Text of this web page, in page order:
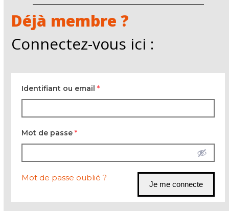
Déjà membre ?
Connectez-vous ici :
Identifiant ou email*
Mot de passe*
Mot de passe oublié ?